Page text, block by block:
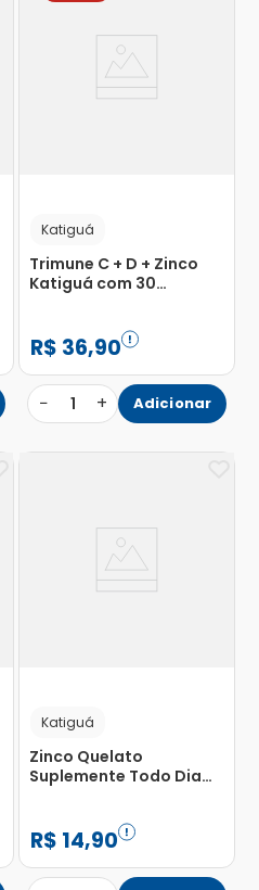
Katiguá
Trimune C + D + Zinco
Katiguá com 30
R$ 36,90
− 1 + Adicionar
Katiguá
Zinco Quelato
Suplemente Todo Dia
R$ 14,90